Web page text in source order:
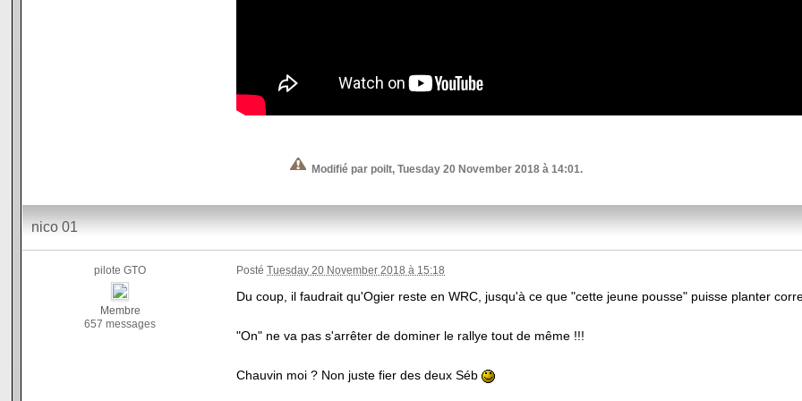
Modifié par poilt, Tuesday 20 November 2018 à 14:01.
nico 01
pilote GTO
Membre
657 messages
PostéTuesday 20 November 2018 à 15:18
Du coup, il faudrait qu'Ogier reste en WRC, jusqu'à ce que "cette jeune pousse" puisse planter
"On" ne va pas s'arrêter de dominer le rallye tout de même !!!
Chauvin moi ? Non juste fier des deux Séb